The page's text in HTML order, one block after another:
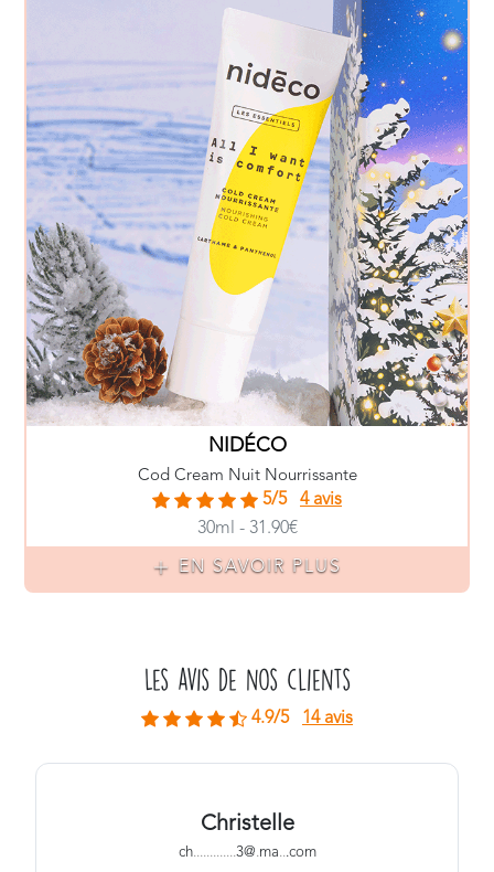
NIDÉCO
Cod Cream Nuit Nourrissante
5/5
4 avis
30ml - 31.90€
EN SAVOIR PLUS
Les avis de nos clients
4.9/5 14 avis
Christelle
ch.............3@.ma...com